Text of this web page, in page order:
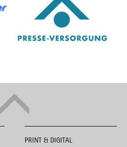
PRINT & DIGITAL